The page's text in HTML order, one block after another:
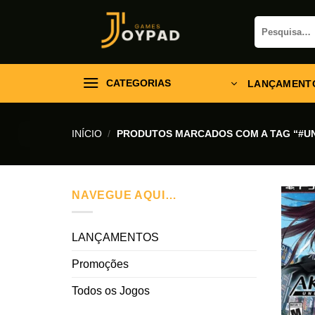
Pesquisar
por:
CATEGORIAS
INÍCIO / PRODUTOS MARCADOS COM A TAG
NAVEGUE AQUI…
LANÇAMENTOS
Promoções
Todos os Jogos